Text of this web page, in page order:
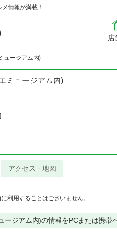
情報が満載！
店
ュージアム内)
ミュージアム内)
]
アクセス・地図
利用することはございません。
ジアム内)の情報をPCまたは携帯